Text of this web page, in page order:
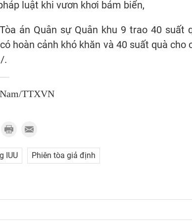
luật khi vươn khơi bám biển,
án Quân sự Quân khu 9 trao 40 suất
hoàn cảnh khó khăn và 40 suất quà cho
.
TTXVN
IUU Phiên tòa giả định